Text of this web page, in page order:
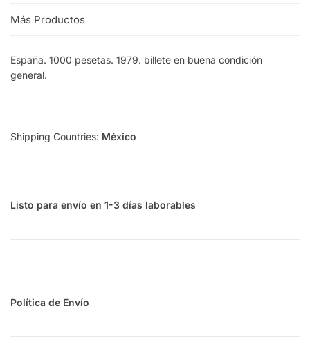
Más Productos
España. 1000 pesetas. 1979. billete en buena condición
general.
Shipping Countries: México
Listo para envío en 1-3 días laborables
Política de Envío